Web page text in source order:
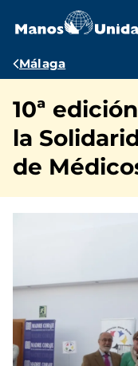
contenido
Ruta
navegación
Málaga
10ª
la
de